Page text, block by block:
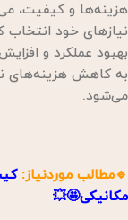
هزینه‌ها و کیفیت،
نیازهای خود انتخاب
بهبود عملکرد و
به کاهش هزینه‌های
می‌شود.
🔹مطالب موردنیاز:
مکانیکی🤩💥